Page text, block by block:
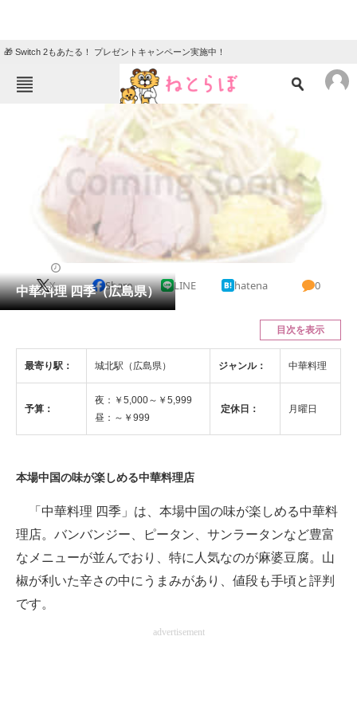
🎁 Switch 2もあたる！ プレゼントキャンペーン実施中！
ニュース
クイズ
地域
リサーチ
会員記事
スマホと通信の最新トレンド
ビジネスと働き方のヒント
AI活用のいまが分かる
経営リーダーのコミュニティ
中華料理 四季（広島県）
X Share LINE hatena 0
目次を表示
最寄り駅： 城北駅（広島県） ジャンル： 中華料理
予算：
夜：￥5,000～￥5,999
昼：～￥999
定休日： 月曜日
本場中国の味が楽しめる中華料理店
「中華料理 四季」は、本場中国の味が楽しめる中華料
理店。バンバンジー、ピータン、サンラータンなど豊富
なメニューが並んでおり、特に人気なのが麻婆豆腐。山
椒が利いた辛さの中にうまみがあり、値段も手頃と評判
です。
advertisement